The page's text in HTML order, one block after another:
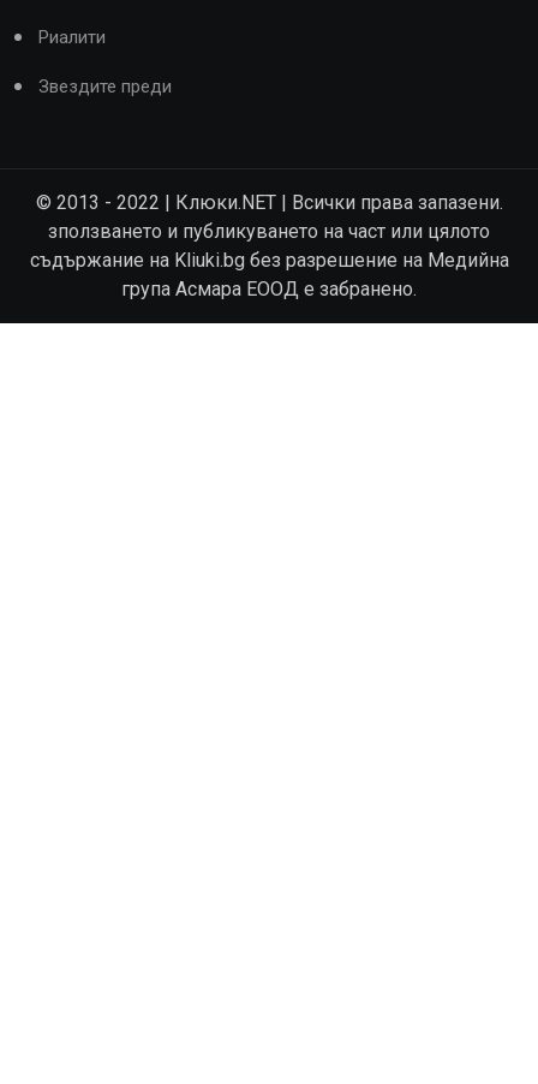
Риалити
Звездите преди
© 2013 - 2022 | Клюки.NET | Всички права запазени.
зползването и публикуването на част или цялото
съдържание на Kliuki.bg без разрешение на Медийна
група Асмара ЕООД е забранено.